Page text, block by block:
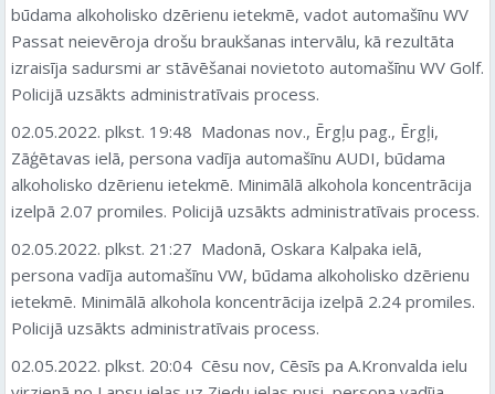
būdama alkoholisko dzērienu ietekmē, vadot automašīnu WV
Passat neievēroja drošu braukšanas intervālu, kā rezultāta
izraisīja sadursmi ar stāvēšanai novietoto automašīnu WV Golf.
Policijā uzsākts administratīvais process.
02.05.2022. plkst. 19:48 Madonas nov., Ērgļu pag., Ērgļi,
Zāģētavas ielā, persona vadīja automašīnu AUDI, būdama
alkoholisko dzērienu ietekmē. Minimālā alkohola koncentrācija
izelpā 2.07 promiles. Policijā uzsākts administratīvais process.
02.05.2022. plkst. 21:27 Madonā, Oskara Kalpaka ielā,
persona vadīja automašīnu VW, būdama alkoholisko dzērienu
ietekmē. Minimālā alkohola koncentrācija izelpā 2.24 promiles.
Policijā uzsākts administratīvais process.
02.05.2022. plkst. 20:04 Cēsu nov, Cēsīs pa A.Kronvalda ielu